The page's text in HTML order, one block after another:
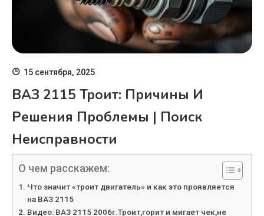
15 сентября, 2025
ВАЗ 2115 Троит: Причины И
Решения Проблемы | Поиск
Неисправности
О чем расскажем:
Что значит «троит двигатель» и как это проявляется
на ВАЗ 2115
Видео: ВАЗ 2115 2006г.Троит,горит и мигает чек,не